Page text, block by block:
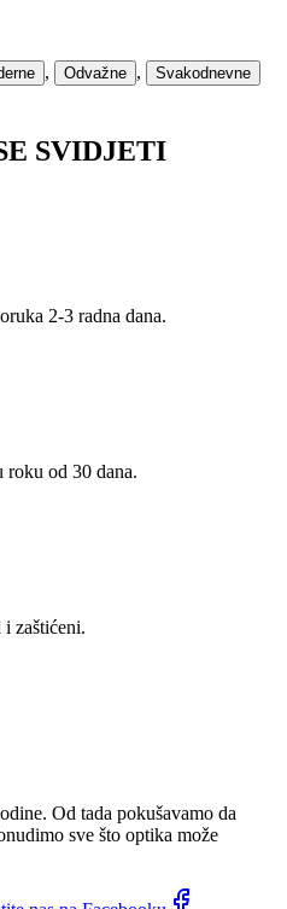
, Odvažne , Svakodnevne
SVIDJETI
2-3 radna dana.
roku od 30 dana.
zaštićeni.
Od tada pokušavamo da
sve što optika može